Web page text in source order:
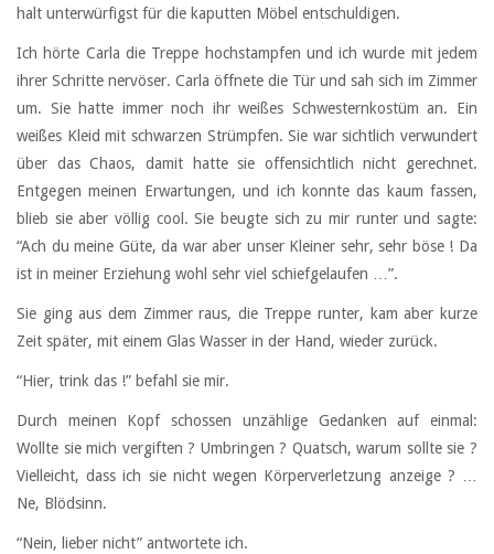
halt unterwürfigst für die kaputten Möbel entschuldigen.
Ich hörte Carla die Treppe hochstampfen und ich wurde mit jedem
ihrer Schritte nervöser. Carla öffnete die Tür und sah sich im Zimmer
um. Sie hatte immer noch ihr weißes Schwesternkostüm an. Ein
weißes Kleid mit schwarzen Strümpfen. Sie war sichtlich verwundert
über das Chaos, damit hatte sie offensichtlich nicht gerechnet.
Entgegen meinen Erwartungen, und ich konnte das kaum fassen,
blieb sie aber völlig cool. Sie beugte sich zu mir runter und sagte:
“Ach du meine Güte, da war aber unser Kleiner sehr, sehr böse ! Da
ist in meiner Erziehung wohl sehr viel schiefgelaufen …”.
Sie ging aus dem Zimmer raus, die Treppe runter, kam aber kurze
Zeit später, mit einem Glas Wasser in der Hand, wieder zurück.
“Hier, trink das !” befahl sie mir.
Durch meinen Kopf schossen unzählige Gedanken auf einmal:
Wollte sie mich vergiften ? Umbringen ? Quatsch, warum sollte sie ?
Vielleicht, dass ich sie nicht wegen Körperverletzung anzeige ? …
Ne, Blödsinn.
“Nein, lieber nicht” antwortete ich.